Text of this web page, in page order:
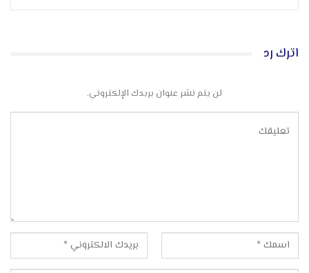
اترك رد
لن يتم نشر عنوان بريدك الإلكتروني.